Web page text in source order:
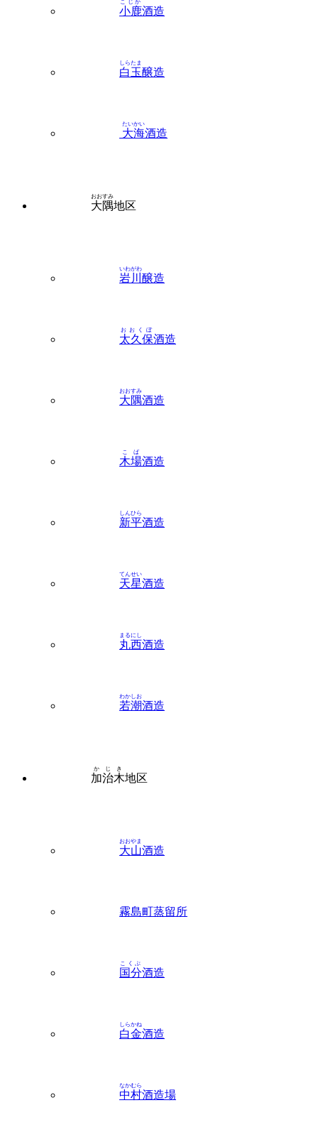
小鹿
こじか
酒造
白玉
しらたま
醸造
大海
たいかい
酒造
大隅
おおすみ
地区
岩川
いわがわ
醸造
太久保
おおくぼ
酒造
大隅
おおすみ
酒造
木場
こば
酒造
新平
しんひら
酒造
天星
てんせい
酒造
丸西
まるにし
酒造
若潮
わかしお
酒造
加治木
かじき
地区
大山
おおやま
酒造
霧島町蒸留所
国分
こくぶ
酒造
白金
しらかね
酒造
中村
なかむら
酒造場